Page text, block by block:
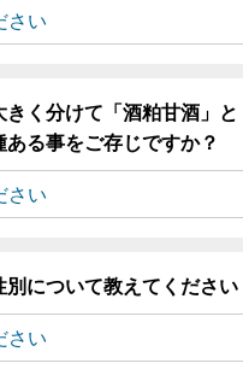
きく分けて「酒粕甘酒」と
ある事をご存じですか？
別について教えてください